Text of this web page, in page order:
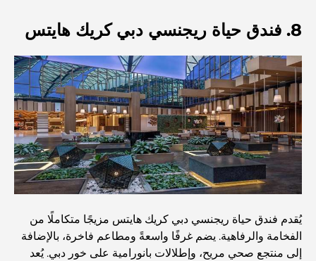
أفضل المقاهي في وسط مدينة دبي: دليل شامل لعشاق القهوة
أغلى سيارات مرسيدس التي تم تصنيعها على الإطلاق
الانتقال إلى دبي من أستراليا: دليل شامل للانتقال
رحلة سفاري فاخرة ليلية في دبي: ملاذ فاخر
أغلى سيارات تسلا: الابتكار يلتقي بالأداء
8. فندق حياة ريجنسي دبي كريك هايتس
يُقدم فندق حياة ريجنسي دبي كريك هايتس مزيجًا متكاملًا من
الفخامة والرفاهية. يضم غرفًا واسعةً ومطاعم فاخرة، بالإضافة
إلى منتجع صحي مريح، وإطلالات بانورامية على خور دبي. يُعد